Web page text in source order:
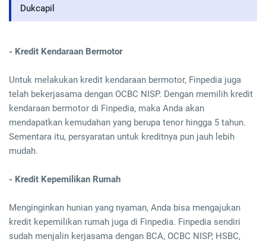
Dukcapil
- Kredit Kendaraan Bermotor
Untuk melakukan kredit kendaraan bermotor, Finpedia juga
telah bekerjasama dengan OCBC NISP. Dengan memilih kredit
kendaraan bermotor di Finpedia, maka Anda akan
mendapatkan kemudahan yang berupa tenor hingga 5 tahun.
Sementara itu, persyaratan untuk kreditnya pun jauh lebih
mudah.
- Kredit Kepemilikan Rumah
Menginginkan hunian yang nyaman, Anda bisa mengajukan
kredit kepemilikan rumah juga di Finpedia. Finpedia sendiri
sudah menjalin kerjasama dengan BCA, OCBC NISP, HSBC,